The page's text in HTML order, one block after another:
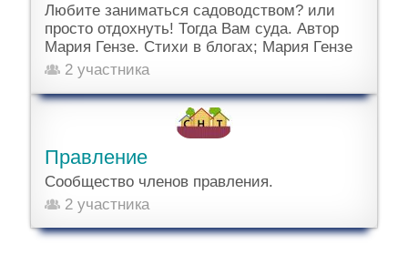
Любите заниматься садоводством? или
просто отдохнуть! Тогда Вам суда. Автор
Мария Гензе. Стихи в блогах; Мария Гензе
2 участника
Правление
Сообщество членов правления.
2 участника